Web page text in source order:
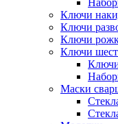
Ключи
Ключи
Ключи
Ключи
Маски